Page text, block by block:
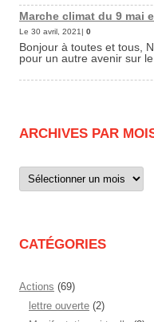
Marche climat du 9 mai
Le 30 avril, 2021| 0
Bonjour à toutes et tous,
pour un autre avenir sur le
ARCHIVES PAR
Archives
par
CATÉGORIES
Actions (69)
lettre ouverte (2)